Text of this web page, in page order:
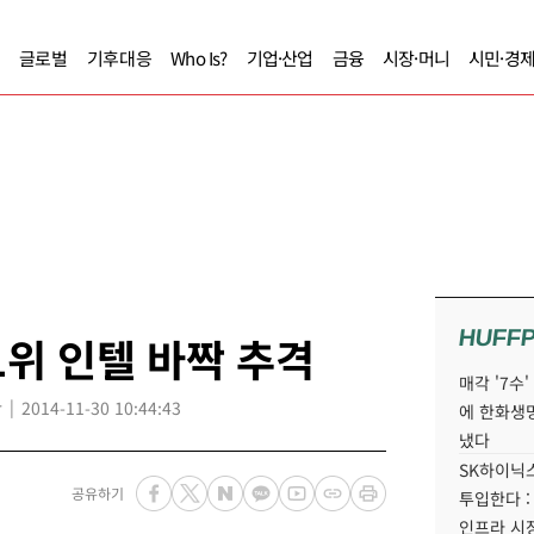
글로벌 기후대응 Who Is? 기업·산업 금융 시장·머니 시민·경
인텔 바짝 추격
2014-11-30 10:44:43
공유하기
매각 '7수'
에 한화생
냈다
SK하이
투입한다
인프라 시